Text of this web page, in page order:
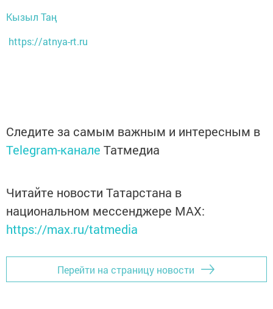
Кызыл Таң
https://atnya-rt.ru
Следите за самым важным и интересным в
Telegram-канале Татмедиа
Читайте новости Татарстана в
национальном мессенджере MАХ:
https://max.ru/tatmedia
Перейти на страницу новости